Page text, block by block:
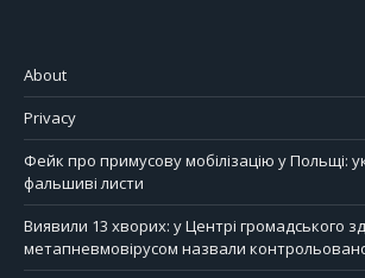
About
Privacy
Фейк про примусову мобілізацію у Польщі:
фальшиві листи
Виявили 13 хворих: у Центрі громадського
метапневмовірусом назвали